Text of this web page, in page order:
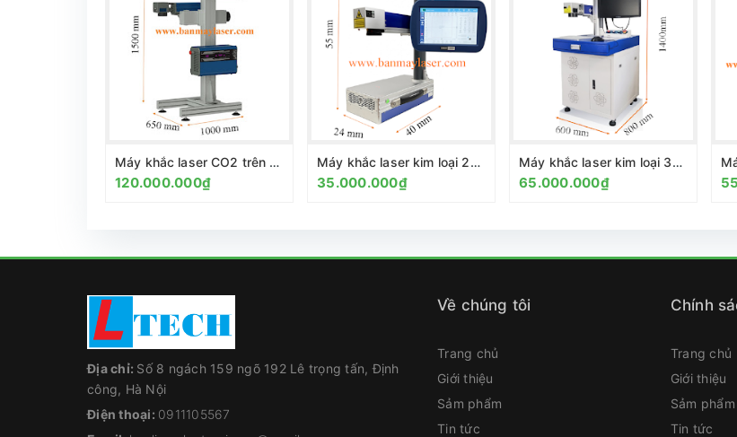
Máy khắc laser CO2 trên băng tải Laser marking fly
120.000.000₫
Máy khắc laser kim loại 20w MINI
35.000.000₫
Máy khắc laser kim loại 30w
65.000.000₫
Địa chỉ: Số 8 ngách 159 ngõ 192 Lê trọng tấn, Định
công, Hà Nội
Điện thoại: 0911105567
Về chúng tôi
Trang chủ
Giới thiệu
Sảm phẩm
Tin tức
Chính
Trang chủ
Giới thiệu
Sảm phẩm
Tin tức